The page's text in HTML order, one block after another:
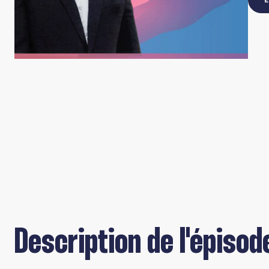
Description de